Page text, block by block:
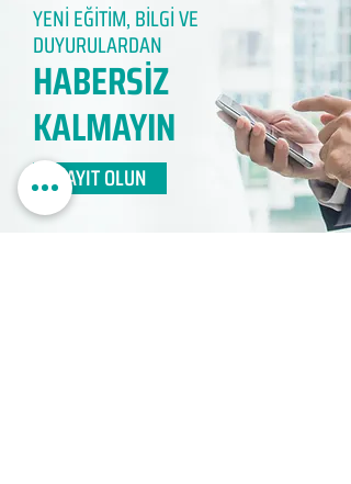
YENİ EĞİTİM, BİLGİ VE
DUYURULARDAN
HABERSİZ
KALMAYIN​
KAYIT OLUN